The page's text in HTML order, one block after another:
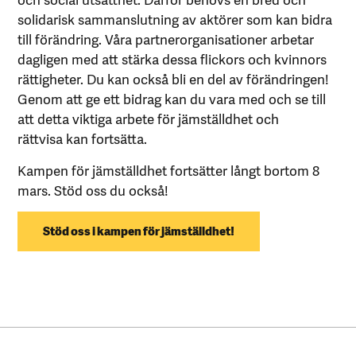
solidarisk sammanslutning av aktörer som kan bidra
till förändring. Våra partnerorganisationer arbetar
dagligen med att stärka dessa flickors och kvinnors
rättigheter. Du kan också bli en del av förändringen!
Genom att ge ett bidrag kan du vara med och se till
att detta viktiga arbete för jämställdhet och
rättvisa kan fortsätta.
Kampen för jämställdhet fortsätter långt bortom 8
mars. Stöd oss du också!
Stöd oss i kampen för jämställdhet!